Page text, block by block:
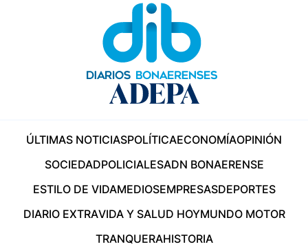
ÚLTIMAS NOTICIASPOLÍTICAECONOMÍAOPINIÓN
SOCIEDADPOLICIALESADN BONAERENSE
ESTILO DE VIDAMEDIOSEMPRESASDEPORTES
DIARIO EXTRAVIDA Y SALUD HOYMUNDO MOTOR
TRANQUERAHISTORIA